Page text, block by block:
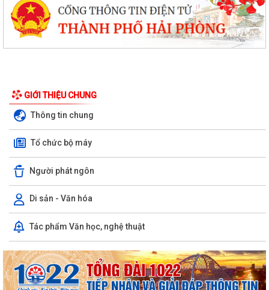
GIỚI THIỆU CHUNG
Thông tin chung
Tổ chức bộ máy
Người phát ngôn
Di sản - Văn hóa
Tác phẩm Văn học, nghệ thuật
ẩm thực số Hải Phòng
Xây dựng Bản đồ Ẩm thực số Hải Phòng và mở rộng mô hình chuyển
đổi số, thanh toán không dùng tiền...